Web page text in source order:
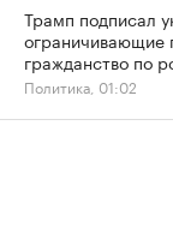
Трамп подписал
ограничивающие
гражданство по
Политика, 01:02